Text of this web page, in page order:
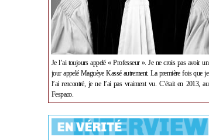
Je l’ai toujours appelé « Professeur ». Je ne crois pas avoir un
jour appelé Maguèye Kassé autrement. La première fois que je
l’ai rencontré, je ne l’ai pas vraiment vu. C’était en 2013, au
Fespaco.